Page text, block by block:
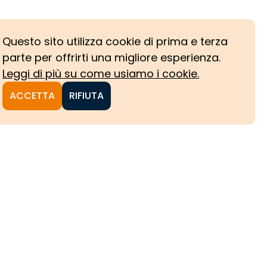
Questo sito utilizza cookie di prima e terza
parte per offrirti una migliore esperienza.
Leggi di più su come usiamo i cookie.
ACCETTA RIFIUTA